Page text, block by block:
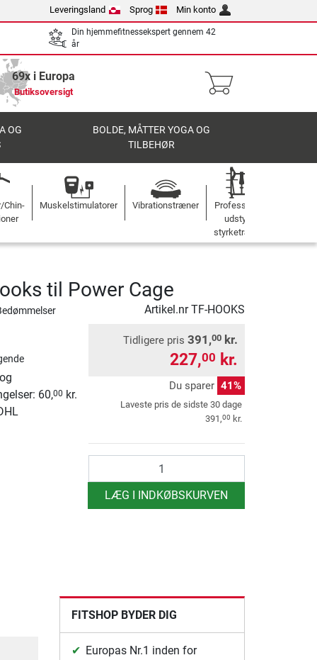
Leveringsland Sprog Min konto
Din hjemmefitnessekspert gennem 42
år
69x i Europa
Butiksoversigt
OG
BOLDE, MÅTTER YOGA OG
TILBEHØR
Chin-
Muskelstimulatorer Vibrationstræner
Professionelt
udstyr til
styrketræning
til Power Cage
Artikel.nrTF-HOOKS
60,00 kr.
Tidligere pris 391,00 kr.
227,00 kr.
Du sparer 41%
Laveste pris de sidste 30 dage
391,00 kr.
LÆG I INDKØBSKURVEN
FITSHOP BYDER DIG
Europas Nr.1 inden for